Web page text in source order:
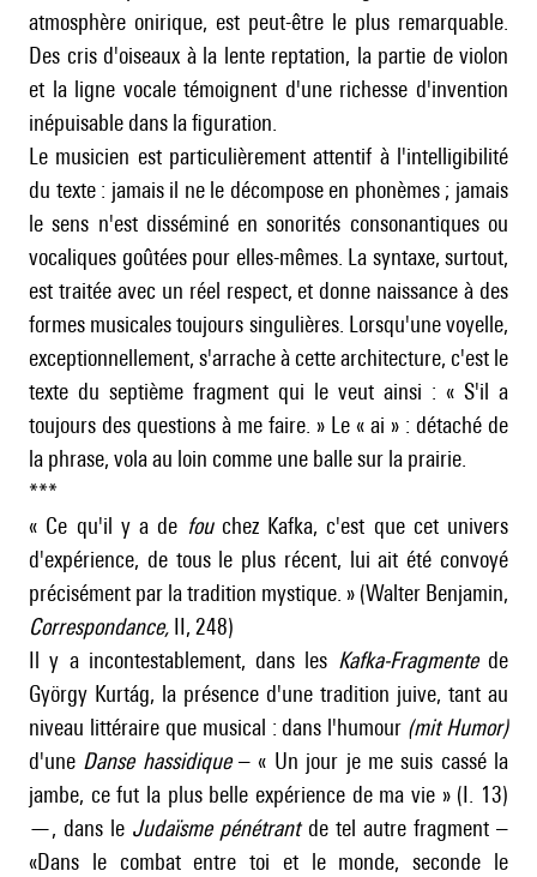
atmosphère onirique, est peut-être le plus remarquable.
Des cris d'oiseaux à la lente reptation, la partie de violon
et la ligne vocale témoignent d'une richesse d'invention
inépuisable dans la figuration.
Le musicien est particulièrement attentif à l'intelligibilité
du texte : jamais il ne le décompose en phonèmes ; jamais
le sens n'est disséminé en sonorités consonantiques ou
vocaliques goûtées pour elles-mêmes. La syntaxe, surtout,
est traitée avec un réel respect, et donne naissance à des
formes musicales toujours singulières. Lorsqu'une voyelle,
exceptionnellement, s'arrache à cette architecture, c'est le
texte du septième fragment qui le veut ainsi : « S'il a
toujours des questions à me faire. » Le « ai » : détaché de
la phrase, vola au loin comme une balle sur la prairie.
***
« Ce qu'il y a de fouchez Kafka, c'est que cet univers
d'expérience, de tous le plus récent, lui ait été convoyé
précisément par la tradition mystique. » (Walter Benjamin,
Correspondance, II, 248)
Il y a incontestablement, dans les Kafka-Fragmentede
György Kurtág, la présence d'une tradition juive, tant au
niveau littéraire que musical : dans l'humour (mit Humor)
d'une Danse hassidique– « Un jour je me suis cassé la
jambe, ce fut la plus belle expérience de ma vie » (I. 13)
—, dans le Judaïsme pénétrantde tel autre fragment –
«Dans le combat entre toi et le monde, seconde le